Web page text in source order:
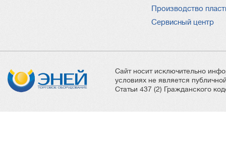
Производство
Сервисный центр
Сайт носит исключительно
условиях не является
Статьи 437 (2) Гражданского